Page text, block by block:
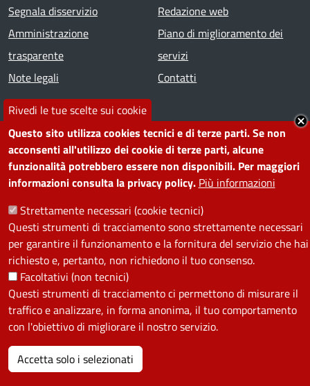
Rivedi le tue scelte sui cookie
Questo sito utilizza cookies tecnici e di terze parti. Se non
acconsenti all'utilizzo dei cookie di terze parti, alcune
funzionalità potrebbero essere non disponibili. Per maggiori
informazioni consulta la privacy policy. Più informazioni
Strettamente necessari (cookie tecnici)
Questi strumenti di tracciamento sono strettamente necessari
per garantire il funzionamento e la fornitura del servizio che hai
richiesto e, pertanto, non richiedono il tuo consenso.
Facoltativi (non tecnici)
Questi strumenti di tracciamento ci permettono di misurare il
traffico e analizzare, in forma anonima, il tuo comportamento
con l'obiettivo di migliorare il nostro servizio.
Accetta solo i selezionati
Segnala disservizio
Amministrazione
trasparente
Note legali
Redazione web
Piano di miglioramento dei
servizi
Contatti
SEGUICI SU
Facebook
Instagram
YouTube
Telegram
WhatsApp
TwitterLinkedin
Useful links section
La Privacy nel Comune
PRIVACY